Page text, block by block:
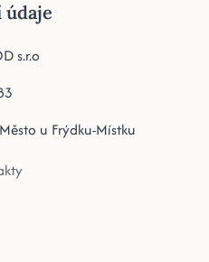
s.r.o
u Frýdku-Místku